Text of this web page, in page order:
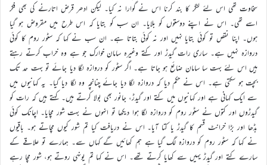
سخاوت تھی اس لئے لنگر کا بند کرنا اس نے گوارا نہ کیا۔ لیکن ادھر قرض اتارنے کی بھی فکر
اسے تھی۔ اس نے اپنے دوستوں کو بلایا۔ ان سب کو بتایا کہ اس طرح میں مقروض ہو گیا
ہوں۔ اپنا نقص تو کوئی بتایا نہیں اور نہ کوئی بتاتا ہے۔ ان سب نے کہا کہ سٹور روم کا کوئی
دروازہ نہیں ہے۔ ساری رات گیدڑ اور کتے وغیرہ سامان خوارک جو ہے وہ خراب کرتے رہتے
ہیں اس لئے بہت سا سامان ضائع ہو جاتا ہے۔ اگر سٹور کو دروازہ لگا دیا جائے تو بہت حد تک
بچت ہو سکتی ہے۔ اس نے حکم دیا کہ دروازہ لگا دیا جائے چنانچہ وہ لگا دیا گیا۔ یہ کہانیوں میں
سے ایک کہانی ہے اور کہانیوں میں کتے اور گیدڑ، جانور بھی بولا کرتے ہیں۔ کہتے ہیں کہ رات کو
گیدڑوں اور کتوں نے سٹور روم کو دروازہ لگا ہوا دیکھا تو انہوں نے بہت شور مچایا۔ اچانک کوئی
بڈھا اور بڑا خرانٹ قسم کا گیدڑ یا کتا آیا۔ اس نے دریافت کیا تم شور کیوں مچاتے ہو۔ باقیوں
نے کہا کہ سٹور روم کو دروازہ لگ گیا ہے ہم کھائیں گے کہاں سے۔ ہمارے تو علاقے کے
سارے کتے اور گیدڑ یہیں سے کھایا کرتے تھے۔ اس نے کہا تم یونہی روتے ہو، شور مچا رہے